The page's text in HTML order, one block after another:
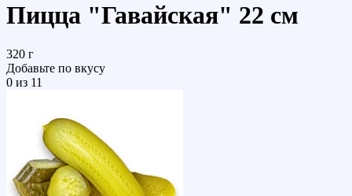
Пицца "Гавайская" 22 см
320 г
Добавьте по вкусу
0 из 11